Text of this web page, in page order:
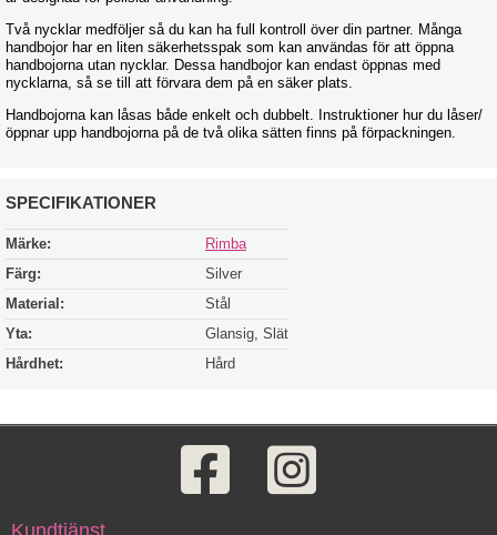
Två nycklar medföljer så du kan ha full kontroll över din partner. Många
handbojor har en liten säkerhetsspak som kan användas för att öppna
handbojorna utan nycklar. Dessa handbojor kan endast öppnas med
nycklarna, så se till att förvara dem på en säker plats.
Handbojorna kan låsas både enkelt och dubbelt. Instruktioner hur du låser/
öppnar upp handbojorna på de två olika sätten finns på förpackningen.
SPECIFIKATIONER
Märke:
Rimba
Färg:
Silver
Material:
Stål
Yta:
Glansig, Slät
Hårdhet:
Hård
Kundtjänst